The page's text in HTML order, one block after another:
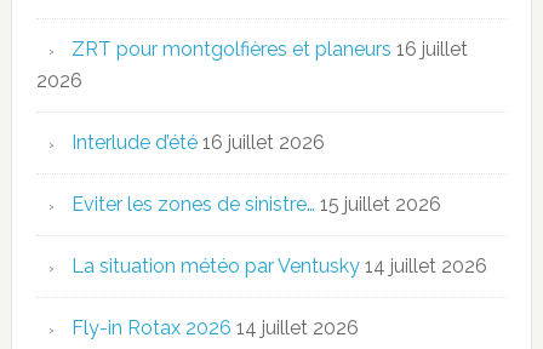
ZRT pour montgolfières et planeurs 16 juillet
2026
Interlude d’été 16 juillet 2026
Eviter les zones de sinistre… 15 juillet 2026
La situation météo par Ventusky 14 juillet 2026
Fly-in Rotax 2026 14 juillet 2026